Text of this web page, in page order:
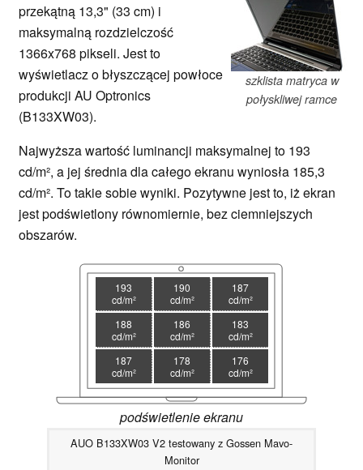
szklista matryca w
połyskliwej ramce
przekątną 13,3" (33 cm) i
maksymalną rozdzielczość
1366x768 pikseli. Jest to
wyświetlacz o błyszczącej powłoce
produkcji AU Optronics
(B133XW03).
Najwyższa wartość luminancji maksymalnej to 193
cd/m², a jej średnia dla całego ekranu wyniosła 185,3
cd/m². To takie sobie wyniki. Pozytywne jest to, iż ekran
jest podświetlony równomiernie, bez ciemniejszych
obszarów.
193
cd/m²
190
cd/m²
187
cd/m²
188
cd/m²
186
cd/m²
183
cd/m²
187
cd/m²
178
cd/m²
176
cd/m²
podświetlenie ekranu
AUO B133XW03 V2 testowany z Gossen Mavo-
Monitor